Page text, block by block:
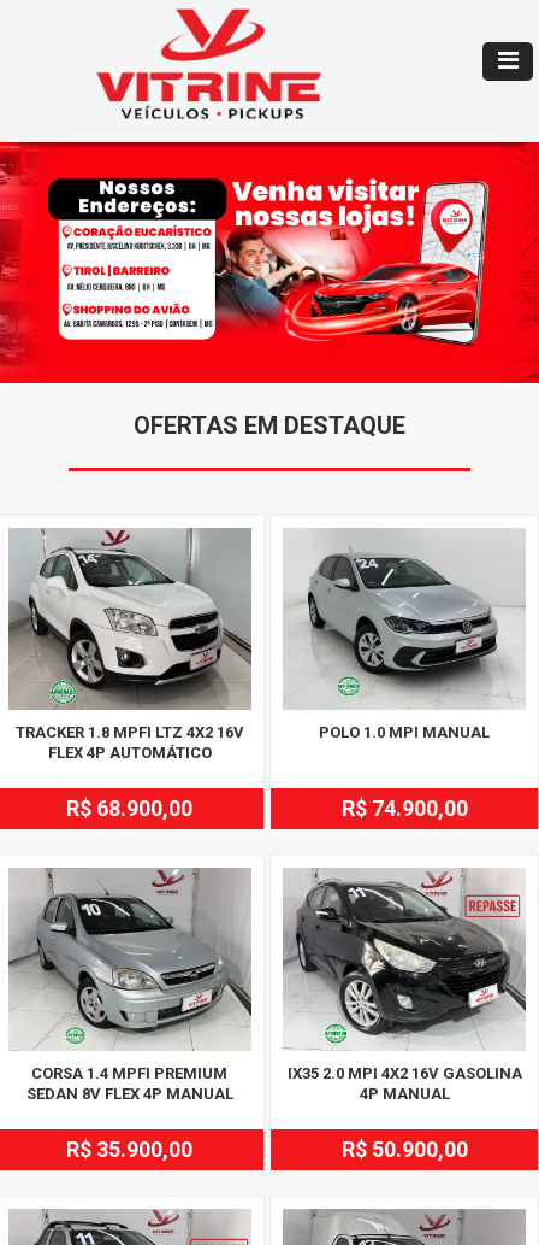
OFERTAS EM DESTAQUE
TRACKER 1.8 MPFI LTZ 4X2 16V
FLEX 4P AUTOMÁTICO
R$ 68.900,00
POLO 1.0 MPI MANUAL
R$ 74.900,00
CORSA 1.4 MPFI PREMIUM
SEDAN 8V FLEX 4P MANUAL
R$ 35.900,00
IX35 2.0 MPI 4X2 16V GASOLINA
4P MANUAL
R$ 50.900,00